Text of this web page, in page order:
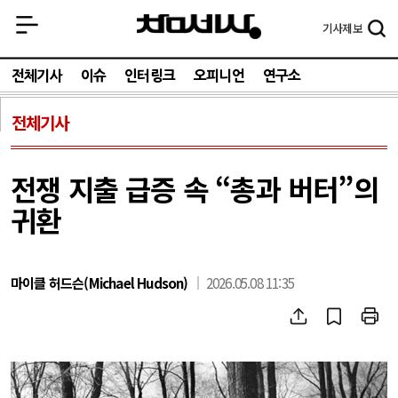
기사제보
전체기사 이슈 인터링크 오피니언 연구소
전체기사
전쟁 지출 급증 속 “총과 버터”의
귀환
마이클 허드슨(Michael Hudson) 2026.05.08 11:35